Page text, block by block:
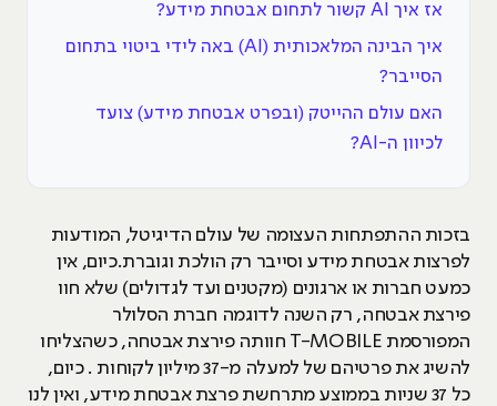
אז איך AI קשור לתחום אבטחת מידע?
איך הבינה המלאכותית (AI) באה לידי ביטוי בתחום
הסייבר?
האם עולם ההייטק (ובפרט אבטחת מידע) צועד
לכיוון ה-AI?
בזכות ההתפתחות העצומה של עולם הדיגיטל, המודעות
לפרצות אבטחת מידע וסייבר רק הולכת וגוברת.כיום, אין
כמעט חברות או ארגונים (מקטנים ועד לגדולים) שלא חוו
פירצת אבטחה, רק השנה לדוגמה חברת הסלולר
המפורסמת T-MOBILE חוותה פירצת אבטחה, כשהצליחו
להשיג את פרטיהם של למעלה מ-37 מיליון לקוחות . כיום,
כל 37 שניות בממוצע מתרחשת פרצת אבטחת מידע, ואין לנו